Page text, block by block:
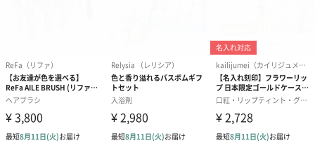
写真付きメッセージカ
写真付きメッセージカ
ンク（680円）
【誕生日】
刷なし）（